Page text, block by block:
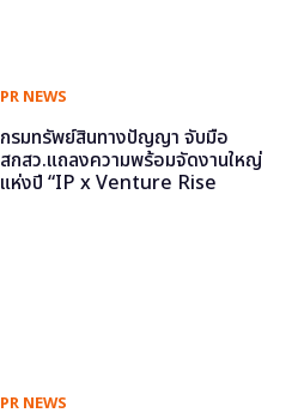
PR NEWS
กรมทรัพย์สินทางปัญญา จับมือ
สกสว.แถลงความพร้อมจัดงานใหญ่
แห่งปี “IP x Venture Rise
PR NEWS